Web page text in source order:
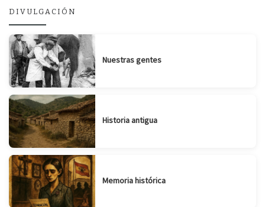
DIVULGACIÓN
Nuestras gentes
Historia antigua
Memoria histórica